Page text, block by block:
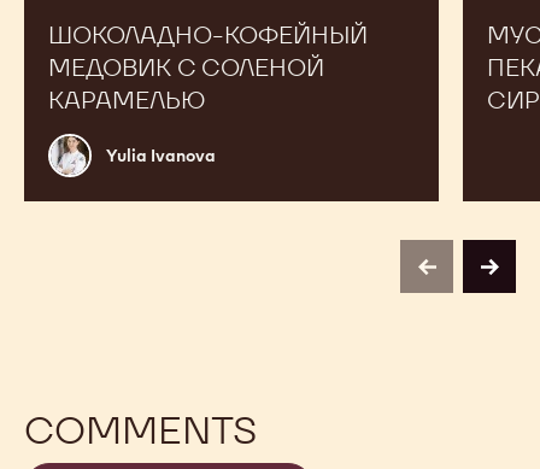
ШОКОЛАДНО-КОФЕЙНЫЙ
МЕДОВИК С СОЛЕНОЙ
КАРАМЕЛЬЮ
Yulia
Ivanova
Yulia Ivanova
previousnext
COMMENTS